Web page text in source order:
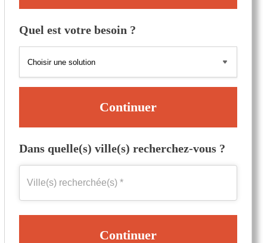
Quel est votre besoin ?
Continuer
Dans quelle(s) ville(s) recherchez-vous ?
Continuer